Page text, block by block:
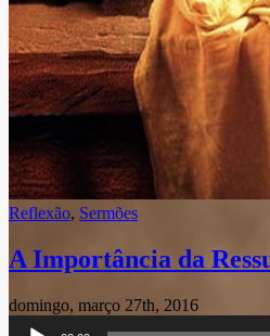
Reflexão, Sermões
A Importância da
domingo, março 27th, 2016
Tocador